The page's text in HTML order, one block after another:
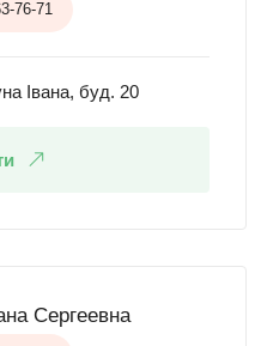
76-71
Івана, буд. 20
Сергеевна